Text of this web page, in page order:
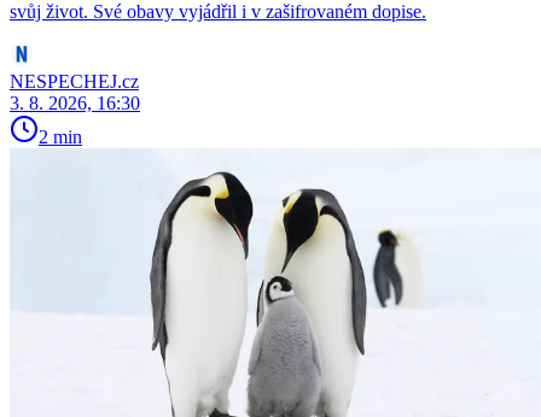
svůj život. Své obavy vyjádřil i v zašifrovaném dopise.
NESPECHEJ.cz
3. 8. 2026, 16:30
2 min